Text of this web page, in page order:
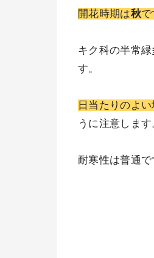
開花時期は秋で
キク科の半常
す。
日当たりのよ
うに注意します
耐寒性は普通